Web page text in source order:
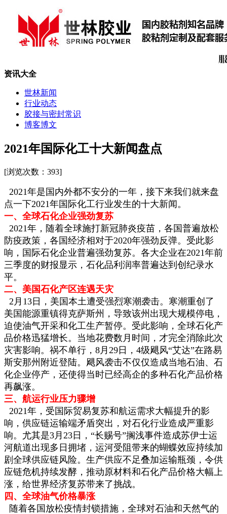
资讯大全
世林新闻
行业动态
胶接与密封常识
博客博文
2021年国际化工十大新闻盘点
[浏览次数： 393]
2021年是国内外都不安分的一年，接下来我们就来盘
点一下2021年国际化工行业发生的十大新闻。
一、全球石化企业强劲复苏
2021年，随着全球施打新冠肺炎疫苗，各国普遍放松
防疫政策，各国经济相对于2020年强劲反弹。受此影
响，国际石化企业普遍强劲复苏。各大企业在2021年前
三季度的财报显示，石化品利润率普遍达到创纪录水
平。
二、美国石化产区连遇天灾
2月13日，美国本土遭受强烈寒潮袭击。寒潮重创了
美国能源重镇得克萨斯州，导致该州出现大规模停电，
迫使油气开采和化工生产暂停。受此影响，全球石化产
品价格迅猛增长。当地花费数月时间，才完全消除此次
灾害影响。祸不单行，8月29日，4级飓风“艾达”在路易
斯安那州附近登陆。飓风袭击不仅仅造成当地石油、石
化企业停产，还使得当时已经高企的多种石化产品价格
再飙涨。
三、航运行业压力骤增
2021年，受国际贸易复苏和航运需求大幅提升的影
响，供应链运输端矛盾突出，对石化行业造成严重影
响。尤其是3月23日，“长赐号”搁浅事件造成苏伊士运
河航道出现多日拥堵，运河受阻带来的蝴蝶效应持续加
剧全球供应链风险。生产供应不足叠加运输瓶颈，令供
应链危机持续发酵，推动原材料和石化产品价格大幅上
涨，给世界经济复苏带来了挑战。
四、全球油气价格暴涨
随着各国放松疫情封锁措施，全球对石油和天然气的